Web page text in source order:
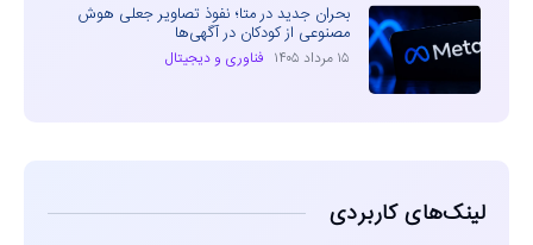
بحران جدید در متا؛ نفوذ تصاویر جعلی هوش
مصنوعی از کودکان در آگهی‌ها
۱۵ مرداد ۱۴۰۵ فناوری و دیجیتال
لینک‌های کاربردی